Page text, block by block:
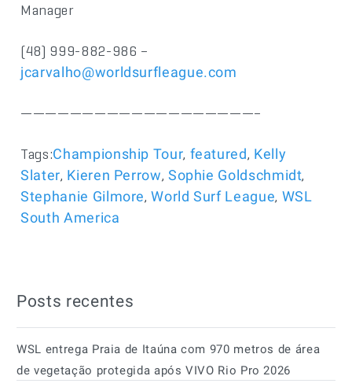
Manager
(48) 999-882-986 –
jcarvalho@worldsurfleague.com
———————————————————–
Tags:Championship Tour, featured, Kelly
Slater, Kieren Perrow, Sophie Goldschmidt,
Stephanie Gilmore,World Surf League, WSL
South America
Posts recentes
WSL entrega Praia de Itaúna com 970 metros de área
de vegetação protegida após VIVO Rio Pro 2026